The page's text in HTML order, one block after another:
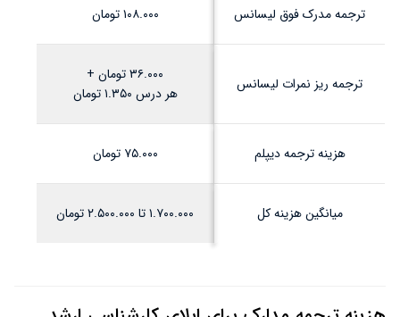
ترجمه مدرک فوق لیسانس ۱۰۸.۰۰۰ تومان
ترجمه ریز نمرات لیسانس
۳۶.۰۰۰ تومان +
هر درس ۱.۳۵۰ تومان
هزینه ترجمه دیپلم ۷۵.۰۰۰ تومان
میانگین هزینه کل ۱.۷۰۰.۰۰۰ تا ۲.۵۰۰.۰۰۰ تومان